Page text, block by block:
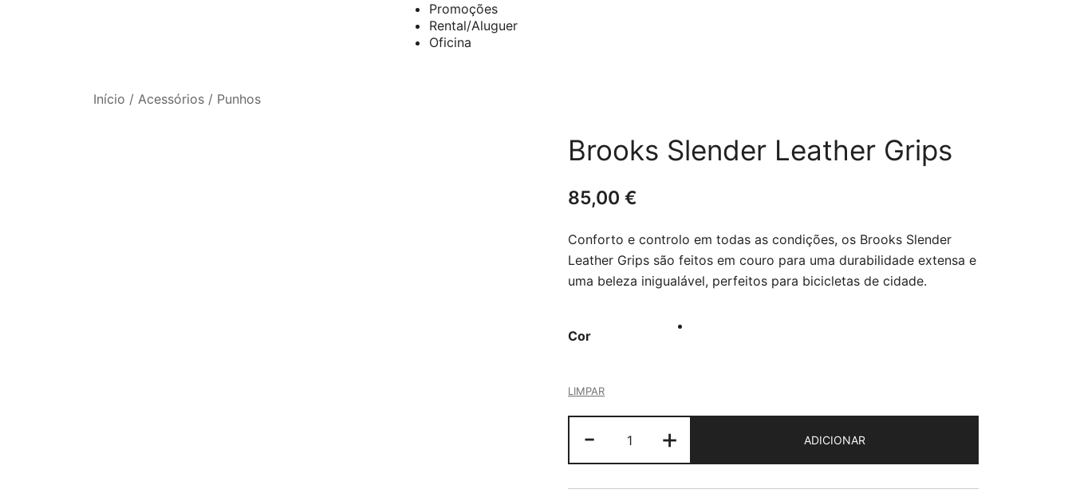
Promoções
Rental/Aluguer
Oficina
Início / Acessórios / Punhos
Brooks Slender Leather Grips
85,00 €
Conforto e controlo em todas as condições, os Brooks Slender
Leather Grips são feitos em couro para uma durabilidade extensa e
uma beleza inigualável, perfeitos para bicicletas de cidade.
Cor
LIMPAR
-
de
Brooks
Slender
+ ADICIONAR